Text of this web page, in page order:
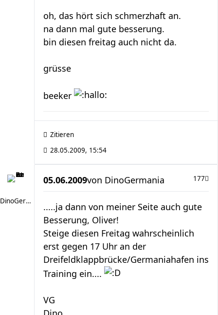
oh, das hört sich schmerzhaft an.
na dann mal gute besserung.
bin diesen freitag auch nicht da.
grüsse
beeker
Zitieren
28.05.2009, 15:54
DinoGermania
05.06.2009 177
von DinoGermania
.....ja dann von meiner Seite auch gute
Besserung, Oliver!
Steige diesen Freitag wahrscheinlich
erst gegen 17 Uhr an der
Dreifeldklappbrücke/Germaniahafen ins
Training ein....
VG